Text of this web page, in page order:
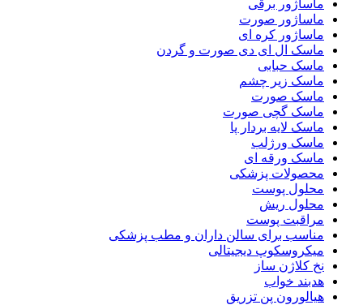
ماساژور برقی
ماساژور صورت
ماساژور کره ای
ماسک ال ای دی صورت و گردن
ماسک حبابی
ماسک زیر چشم
ماسک صورت
ماسک گچی صورت
ماسک لایه بردار پا
ماسک ورژلب
ماسک ورقه ای
محصولات پزشکی
محلول پوست
محلول ریش
مراقبت پوست
مناسب برای سالن داران و مطب پزشکی
میکروسکوپ دیجیتالی
نخ کلاژن ساز
هدبند خواب
هیالورون پن تزریق